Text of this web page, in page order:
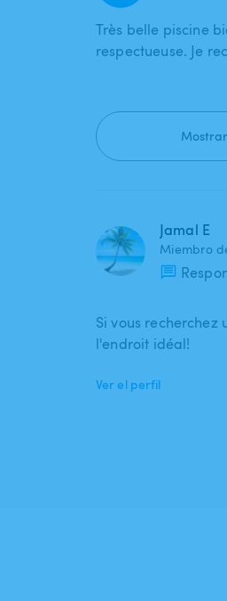
Très belle piscine
respectueuse. Je
Jamal E
Miembro
Si vous
l'endroit idéal!
Ver el perfil